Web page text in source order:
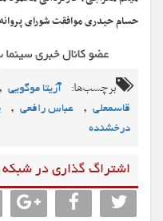
حسام حیدری موافقت شورای
برچسب‌ها: آزیتا موگویی ,
قاسمعلی , عباس رافعی ,
درخشنده
اشتراگ گذاری در شبکه